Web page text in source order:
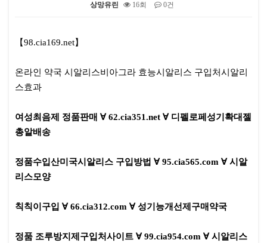
상망유린 16회 0건
【98.cia169.net】
온라인 약국 시알리스비아그라 효능시알리스 구입처시알리
스효과
여성최음제 정품판매 ∀ 62.cia351.net ∀ 디펠로페성기확대젤
총알배송
정품수입산미국시알리스 구입방법 ∀ 95.cia565.com ∀ 시알
리스모양
칙칙이구입 ∀ 66.cia312.com ∀ 성기능개선제구매약국
정품 조루방지제구입처사이트 ∀ 99.cia954.com ∀ 시알리스